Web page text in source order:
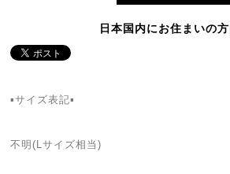
日本国内にお住まいの
▪️サイズ表記▪
不明(Lサイズ相当)